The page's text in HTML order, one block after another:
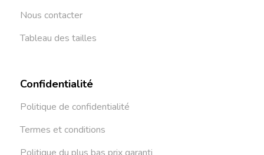
Nous contacter
Tableau des tailles
Confidentialité
Politique de confidentialité
Termes et conditions